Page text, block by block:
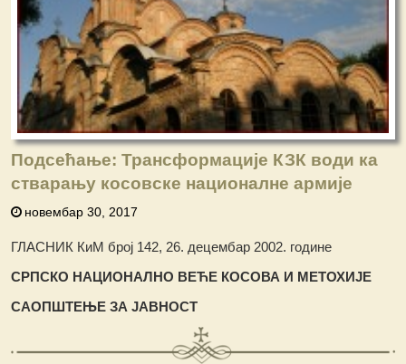
Подсећање: Трансформације КЗК води ка
стварању косовске националне армије
новембар 30, 2017
ГЛАСНИК КиМ број 142, 26. децембар 2002. године
СРПСКО НАЦИОНАЛНО ВЕЋЕ КОСОВА И МЕТОХИЈЕ
САОПШТЕЊЕ ЗА ЈАВНОСТ